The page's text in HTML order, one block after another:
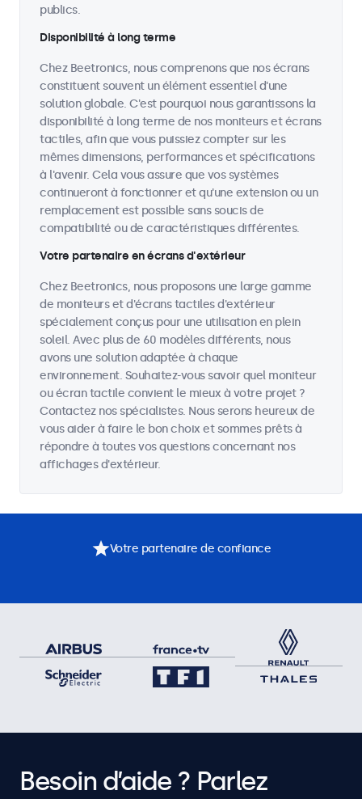
publics.
Disponibilité à long terme
Chez Beetronics, nous comprenons que nos écrans
constituent souvent un élément essentiel d'une
solution globale. C'est pourquoi nous garantissons la
disponibilité à long terme de nos moniteurs et écrans
tactiles, afin que vous puissiez compter sur les
mêmes dimensions, performances et spécifications
à l'avenir. Cela vous assure que vos systèmes
continueront à fonctionner et qu'une extension ou un
remplacement est possible sans soucis de
compatibilité ou de caractéristiques différentes.
Votre partenaire en écrans d'extérieur
Chez Beetronics, nous proposons une large gamme
de moniteurs et d'écrans tactiles d'extérieur
spécialement conçus pour une utilisation en plein
soleil. Avec plus de 60 modèles différents, nous
avons une solution adaptée à chaque
environnement. Souhaitez-vous savoir quel moniteur
ou écran tactile convient le mieux à votre projet ?
Contactez nos spécialistes. Nous serons heureux de
vous aider à faire le bon choix et sommes prêts à
répondre à toutes vos questions concernant nos
affichages d'extérieur.
Votre partenaire de confiance
Besoin d’aide ? Parlez